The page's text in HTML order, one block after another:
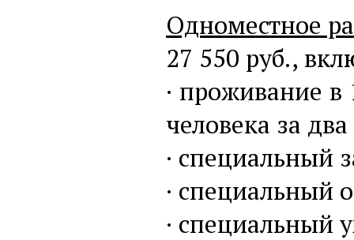
Одноместное
27 550 руб.,
· проживание
человека за
· специальный
· специальный
· специальный